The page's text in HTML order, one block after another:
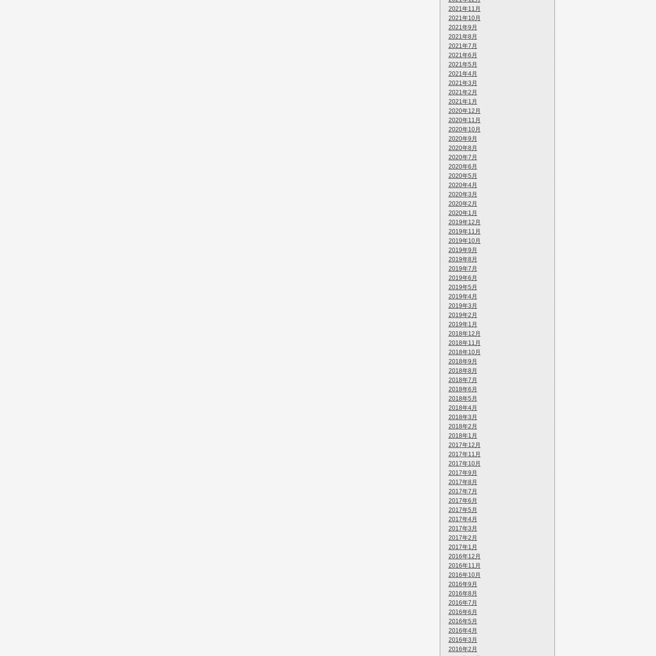
2021年11月
2021年10月
2021年9月
2021年8月
2021年7月
2021年6月
2021年5月
2021年4月
2021年3月
2021年2月
2021年1月
2020年12月
2020年11月
2020年10月
2020年9月
2020年8月
2020年7月
2020年6月
2020年5月
2020年4月
2020年3月
2020年2月
2020年1月
2019年12月
2019年11月
2019年10月
2019年9月
2019年8月
2019年7月
2019年6月
2019年5月
2019年4月
2019年3月
2019年2月
2019年1月
2018年12月
2018年11月
2018年10月
2018年9月
2018年8月
2018年7月
2018年6月
2018年5月
2018年4月
2018年3月
2018年2月
2018年1月
2017年12月
2017年11月
2017年10月
2017年9月
2017年8月
2017年7月
2017年6月
2017年5月
2017年4月
2017年3月
2017年2月
2017年1月
2016年12月
2016年11月
2016年10月
2016年9月
2016年8月
2016年7月
2016年6月
2016年5月
2016年4月
2016年3月
2016年2月